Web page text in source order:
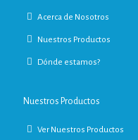
Acerca de Nosotros
Nuestros Productos
Dónde estamos?
Nuestros Productos
Ver Nuestros Productos